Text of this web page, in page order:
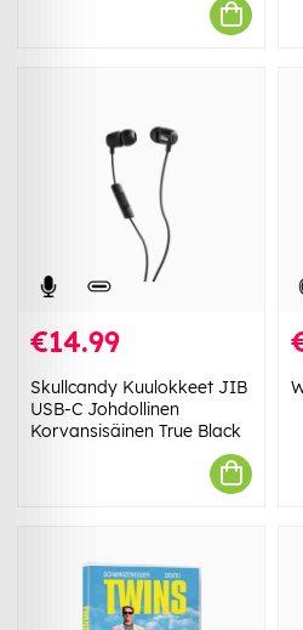
€14.99
Skullcandy Kuulokkeet JIB
USB-C Johdollinen
Korvansisäinen True Black